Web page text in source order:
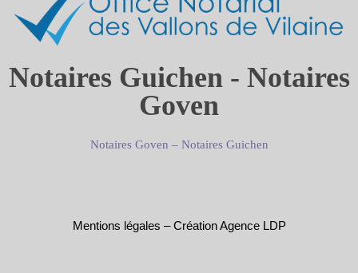
Notaires Guichen - Notaires
Goven
Notaires Goven – Notaires Guichen
Mentions légales –Création Agence LDP